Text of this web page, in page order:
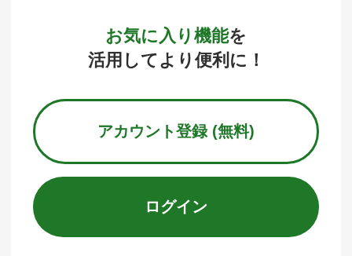
お気に入り機能を
活用してより便利に！
アカウント登録 (無料)
ログイン